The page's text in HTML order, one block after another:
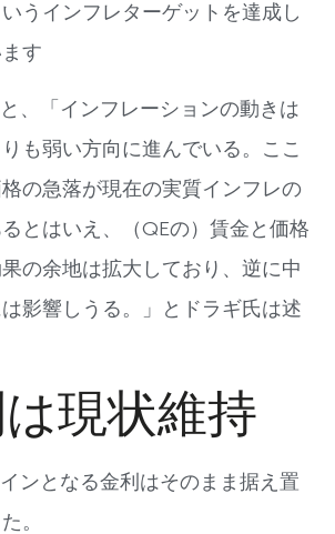
うインフレターゲットを達成し
す
、「インフレーションの動きは
も弱い方向に進んでいる。ここ
の急落が現在の実質インフレの
とはいえ、（QEの）賃金と価格
の余地は拡大しており、逆に中
影響しうる。」とドラギ氏は述
現状維持
ンとなる金利はそのまま据え置
。